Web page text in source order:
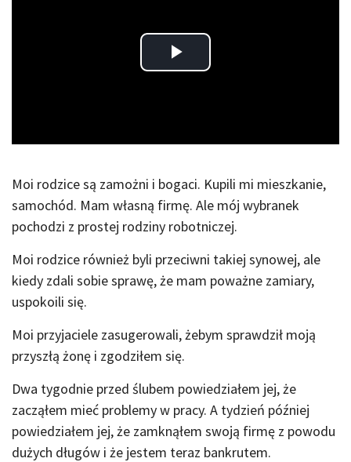
Play
Moi rodzice są zamożni i bogaci. Kupili mi mieszkanie,
samochód. Mam własną firmę. Ale mój wybranek
pochodzi z prostej rodziny robotniczej.
Moi rodzice również byli przeciwni takiej synowej, ale
kiedy zdali sobie sprawę, że mam poważne zamiary,
uspokoili się.
Moi przyjaciele zasugerowali, żebym sprawdził moją
przyszłą żonę i zgodziłem się.
Dwa tygodnie przed ślubem powiedziałem jej, że
zacząłem mieć problemy w pracy. A tydzień później
powiedziałem jej, że zamknąłem swoją firmę z powodu
dużych długów i że jestem teraz bankrutem.